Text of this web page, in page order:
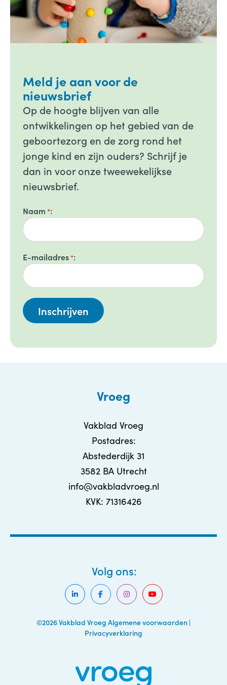
Meld je aan voor de
nieuwsbrief
Op de hoogte blijven van alle
ontwikkelingen op het gebied van de
geboortezorg en de zorg rond het
jonge kind en zijn ouders? Schrijf je
dan in voor onze tweewekelijkse
nieuwsbrief.
Naam *
E-mailadres*
Vroeg
Vakblad Vroeg
Postadres:
Abstederdijk 31
3582 BA Utrecht
info@vakbladvroeg.nl
KVK: 71316426
©2026 Vakblad Vroeg Algemene voorwaarden |
Privacyverklaring
Volg ons: